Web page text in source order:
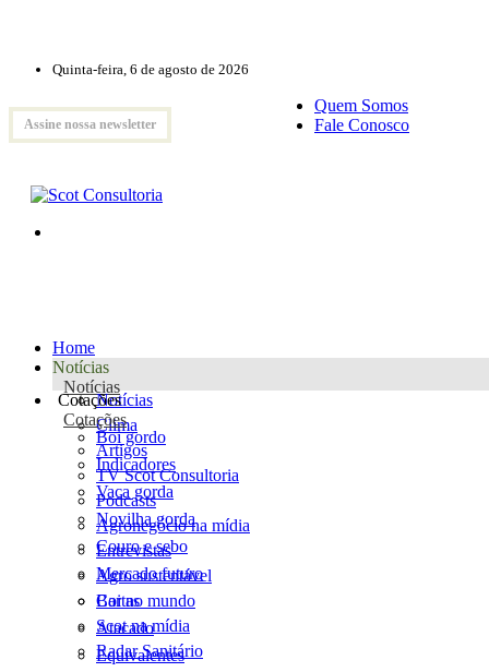
Quinta-feira, 6 de agosto de 2026
Assine nossa newsletter
Quem Somos
Fale Conosco
Home
Notícias
Notícias
Notícias
Clima
Artigos
TV Scot Consultoria
Podcasts
Agronegócio na mídia
Entrevistas
Agro sustentável
Cartas
Scot na mídia
Radar Sanitário
Cotações
Cotações
Boi gordo
Indicadores
Vaca gorda
Novilha gorda
Couro e sebo
Mercado futuro
Boi no mundo
Atacado
Equivalentes